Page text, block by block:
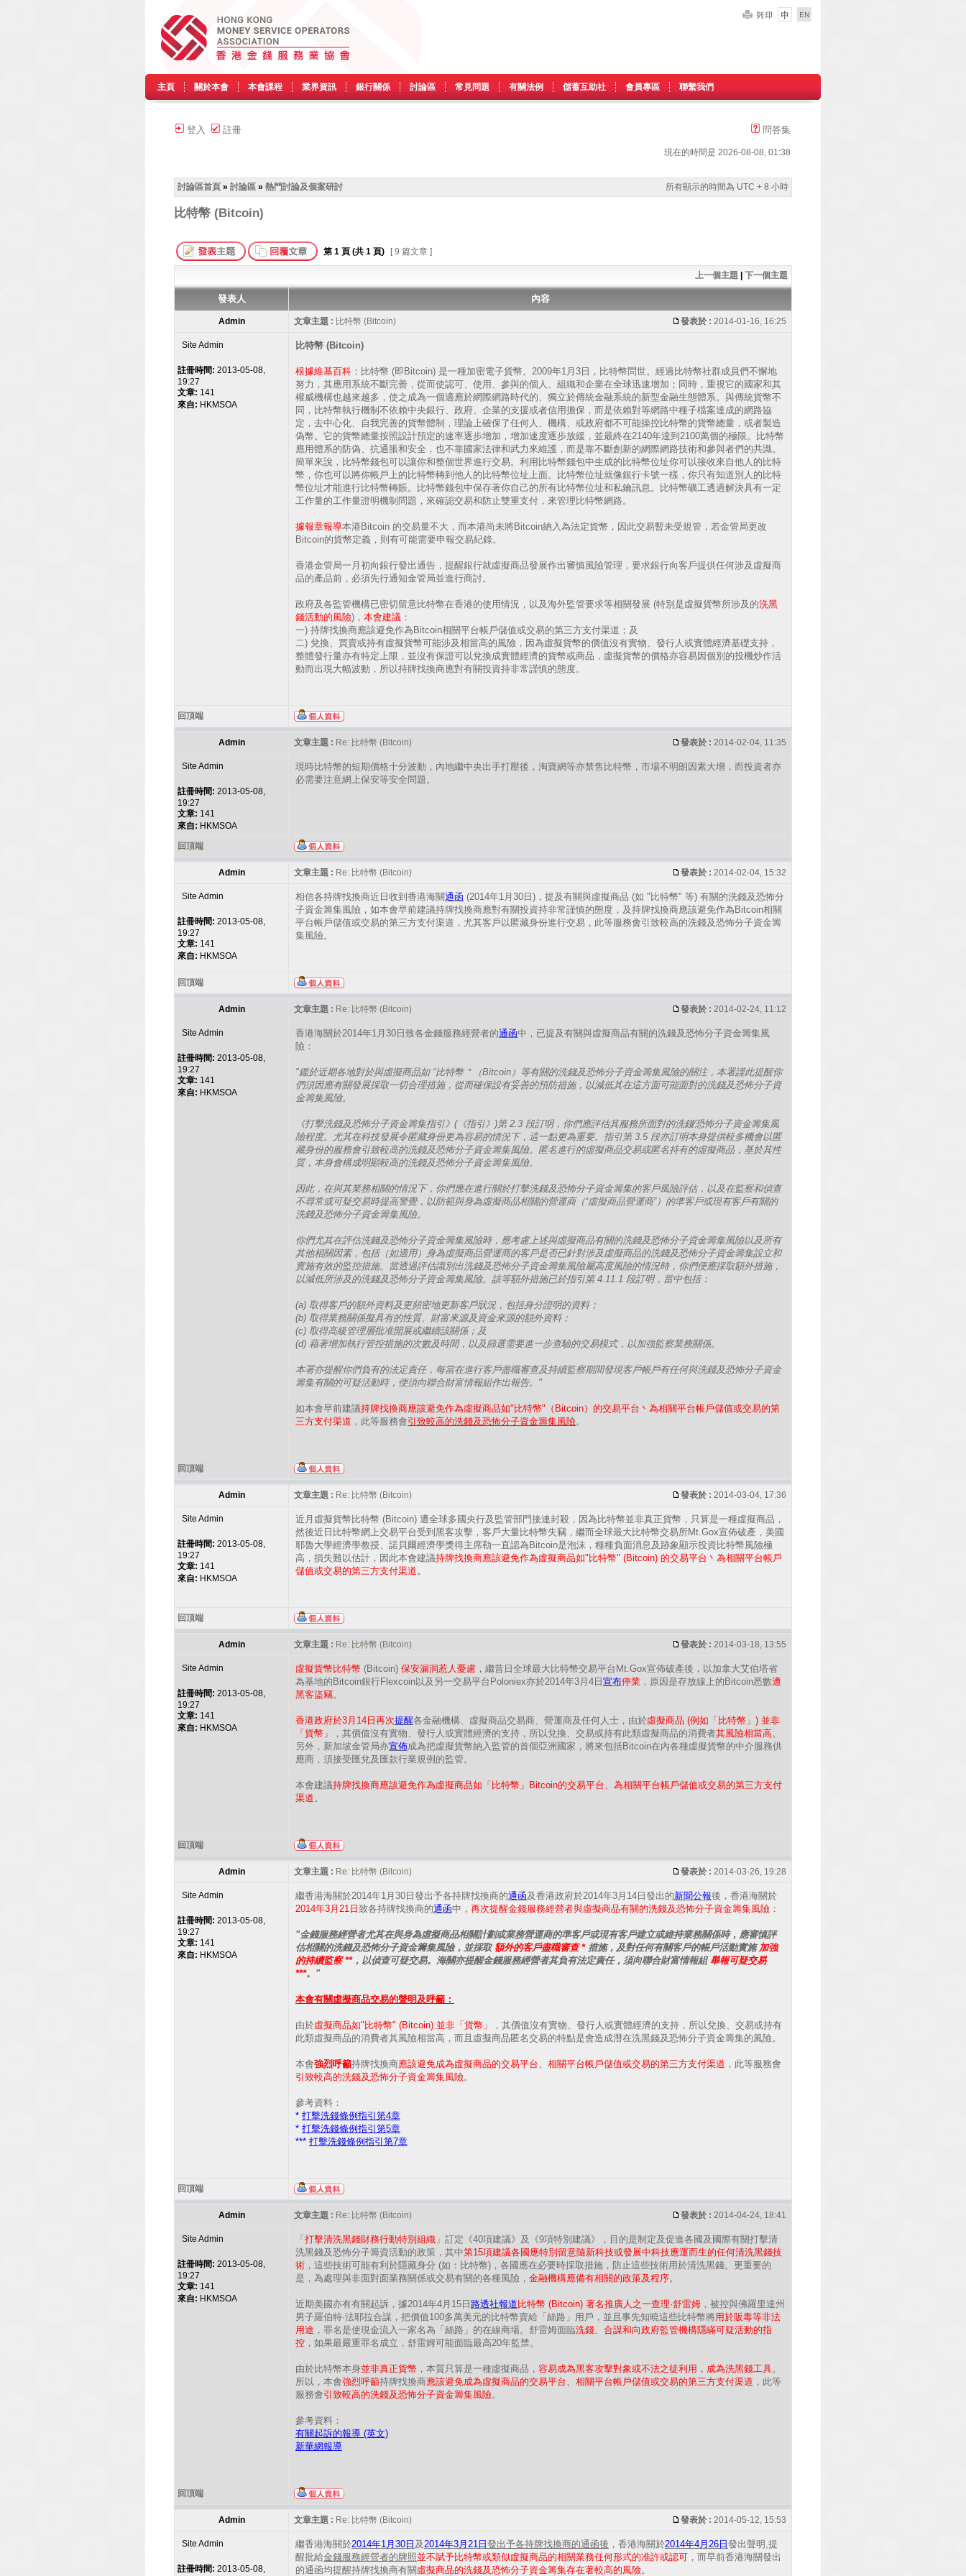
主頁 關於本會 本會課程 業界資訊 銀行關係 討論區 常見問題 有關法例 儲蓄互助社 會員專區 聯繫我們
登入 註冊 問答集
現在的時間是 2026-08-08, 01:38
討論區首頁 » 討論區 » 熱門討論及個案研討 所有顯示的時間為 UTC + 8 小時
比特幣 (Bitcoin)
第 1 頁 (共 1 頁) [ 9 篇文章 ]
上一個主題 下一個主題
發表人 內容
Admin 文章主題 : 比特幣 (Bitcoin) 發表於 : 2014-01-16, 16:25
Site Admin
註冊時間: 2013-05-08,
19:27
文章: 141
來自: HKMSOA
比特幣 (Bitcoin)
根據維基百科 ：比特幣 (即Bitcoin) 是一種加密電子貨幣。2009年1月3日，比特幣問世。經過比特幣社群成員們不懈地
努力，其應用系統不斷完善，從而使認可、使用、參與的個人、組織和企業在全球迅速增加；同時，重視它的國家和其
權威機構也越來越多，使之成為一個適應於網際網路時代的、獨立於傳統金融系統的新型金融生態體系。與傳統貨幣不
同，比特幣執行機制不依賴中央銀行、政府、企業的支援或者信用擔保，而是依賴對等網路中種子檔案達成的網路協
定，去中心化、自我完善的貨幣體制，理論上確保了任何人、機構、或政府都不可能操控比特幣的貨幣總量，或者製造
偽幣。它的貨幣總量按照設計預定的速率逐步增加，增加速度逐步放緩，並最終在2140年達到2100萬個的極限。比特幣
應用體系的防偽、抗通脹和安全，也不靠國家法律和武力來維護，而是靠不斷創新的網際網路技術和參與者們的共識。
簡單來說，比特幣錢包可以讓你和整個世界進行交易。利用比特幣錢包中生成的比特幣位址你可以接收來自他人的比特
幣，你也可以將你帳戶上的比特幣轉到他人的比特幣位址上面。比特幣位址就像銀行卡號一樣，你只有知道別人的比特
幣位址才能進行比特幣轉賬。比特幣錢包中保存著你自己的所有比特幣位址和私鑰訊息。比特幣礦工透過解決具有一定
工作量的工作量證明機制問題，來確認交易和防止雙重支付，來管理比特幣網路。
據報章報導本港Bitcoin 的交易量不大，而本港尚未將Bitcoin納入為法定貨幣，因此交易暫未受規管，若金管局更改
Bitcoin的貨幣定義，則有可能需要申報交易紀錄。
香港金管局一月初向銀行發出通告，提醒銀行就虛擬商品發展作出審慎風險管理，要求銀行向客戶提供任何涉及虛擬商
品的產品前，必須先行通知金管局並進行商討。
政府及各監管機構已密切留意比特幣在香港的使用情況，以及海外監管要求等相關發展 (特別是虛擬貨幣所涉及的洗黑
錢活動的風險)， 本會建議 ：
一) 持牌找換商應該避免作為Bitcoin相關平台帳戶儲值或交易的第三方支付渠道；及
二) 兌換、買賣或持有虛擬貨幣可能涉及相當高的風險，因為虛擬貨幣的價值沒有實物、發行人或實體經濟基礎支持，
整體發行量亦有特定上限，並沒有保證可以兌換成實體經濟的貨幣或商品，虛擬貨幣的價格亦容易因個別的投機炒作活
動而出現大幅波動，所以持牌找換商應對有關投資持非常謹慎的態度。
回頂端
Admin 文章主題 : Re: 比特幣 (Bitcoin) 發表於 : 2014-02-04, 11:35
Site Admin
註冊時間: 2013-05-08,
19:27
文章: 141
來自: HKMSOA
現時比特幣的短期價格十分波動，內地繼中央出手打壓後，淘寶網等亦禁售比特幣，市場不明朗因素大增，而投資者亦
必需要注意網上保安等安全問題。
回頂端
Admin 文章主題 : Re: 比特幣 (Bitcoin) 發表於 : 2014-02-04, 15:32
Site Admin
註冊時間: 2013-05-08,
19:27
文章: 141
來自: HKMSOA
相信各持牌找換商近日收到香港海關通函 (2014年1月30日)，提及有關與虛擬商品 (如 "比特幣" 等) 有關的洗錢及恐怖分
子資金籌集風險，如本會早前建議持牌找換商應對有關投資持非常謹慎的態度，及持牌找換商應該避免作為Bitcoin相關
平台帳戶儲值或交易的第三方支付渠道，尤其客戶以匿藏身份進行交易，此等服務會引致較高的洗錢及恐怖分子資金籌
集風險。
回頂端
Admin 文章主題 : Re: 比特幣 (Bitcoin) 發表於 : 2014-02-24, 11:12
Site Admin
註冊時間: 2013-05-08,
19:27
文章: 141
來自: HKMSOA
香港海關於2014年1月30日致各金錢服務經營者的通函中，已提及有關與虛擬商品有關的洗錢及恐怖分子資金籌集風
險：
"鑑於近期各地對於與虛擬商品如 “比特幣＂（Bitcoin）等有關的洗錢及恐怖分子資金籌集風險的關注，本署謹此提醒你
們須因應有關發展採取一切合理措施，從而確保設有妥善的預防措施，以減低其在這方面可能面對的洗錢及恐怖分子資
金籌集風險。
《打擊洗錢及恐怖分子資金籌集指引》(《指引》)第 2.3 段訂明，你們應評估其服務所面對的洗錢∕恐怖分子資金籌集風
險程度。尤其在科技發展令匿藏身份更為容易的情況下，這一點更為重要。指引第 3.5 段亦訂明本身提供較多機會以匿
藏身份的服務會引致較高的洗錢及恐怖分子資金籌集風險。匿名進行的虛擬商品交易或匿名持有的虛擬商品，基於其性
質，本身會構成明顯較高的洗錢及恐怖分子資金籌集風險。
因此，在與其業務相關的情況下，你們應在進行關於打擊洗錢及恐怖分子資金籌集的客戶風險評估，以及在監察和偵查
不尋常或可疑交易時提高警覺，以防範與身為虛擬商品相關的營運商（“虛擬商品營運商”）的準客戶或現有客戶有關的
洗錢及恐怖分子資金籌集風險。
你們尤其在評估洗錢及恐怖分子資金籌集風險時，應考慮上述與虛擬商品有關的洗錢及恐怖分子資金籌集風險以及所有
其他相關因素，包括（如適用）身為虛擬商品營運商的客戶是否已針對涉及虛擬商品的洗錢及恐怖分子資金籌集設立和
實施有效的監控措施。當透過評估識別出洗錢及恐怖分子資金籌集風險屬高度風險的情況時，你們便應採取額外措施，
以減低所涉及的洗錢及恐怖分子資金籌集風險。該等額外措施已於指引第 4.11.1 段訂明，當中包括：
(a) 取得客戶的額外資料及更頻密地更新客戶狀況，包括身分證明的資料；
(b) 取得業務關係擬具有的性質、財富來源及資金來源的額外資料；
(c) 取得高級管理層批准開展或繼續該關係；及
(d) 藉著增加執行管控措施的次數及時間，以及篩選需要進一步查驗的交易模式，以加強監察業務關係。
本署亦提醒你們負有的法定責任，每當在進行客戶盡職審查及持續監察期間發現客戶帳戶有任何與洗錢及恐怖分子資金
籌集有關的可疑活動時，便須向聯合財富情報組作出報告。"
如本會早前建議持牌找換商應該避免作為虛擬商品如"比特幣"（Bitcoin）的交易平台丶為相關平台帳戶儲值或交易的第
三方支付渠道 ，此等服務會引致較高的洗錢及恐怖分子資金籌集風險。
回頂端
Admin 文章主題 : Re: 比特幣 (Bitcoin) 發表於 : 2014-03-04, 17:36
Site Admin
註冊時間: 2013-05-08,
19:27
文章: 141
來自: HKMSOA
近月虛擬貨幣比特幣 (Bitcoin) 遭全球多國央行及監管部門接連封殺，因為比特幣並非真正貨幣，只算是一種虛擬商品，
然後近日比特幣網上交易平台受到黑客攻擊，客戶大量比特幣失竊，繼而全球最大比特幣交易所Mt.Gox宣佈破產，美國
耶魯大學經濟學教授、諾貝爾經濟學獎得主席勒一直認為Bitcoin是泡沫，種種負面消息及跡象顯示投資比特幣風險極
高，損失難以估計，因此本會建議持牌找換商應該避免作為虛擬商品如"比特幣" (Bitcoin) 的交易平台丶為相關平台帳戶
儲值或交易的第三方支付渠道。
回頂端
Admin 文章主題 : Re: 比特幣 (Bitcoin) 發表於 : 2014-03-18, 13:55
Site Admin
註冊時間: 2013-05-08,
19:27
文章: 141
來自: HKMSOA
虛擬貨幣比特幣 (Bitcoin) 保安漏洞惹人憂慮 ，繼昔日全球最大比特幣交易平台Mt.Gox宣佈破產後，以加拿大艾伯塔省
為基地的Bitcoin銀行Flexcoin以及另一交易平台Poloniex亦於2014年3月4日 宣布停業 ，原因是存放線上的Bitcoin悉數遭
黑客盜竊。
香港政府於3月14日再次提醒各金融機構、虛擬商品交易商、營運商及任何人士，由於虛擬商品 (例如「比特幣」) 並非
「貨幣」
，其價值沒有實物、發行人或實體經濟的支持，所以兌換、交易或持有此類虛擬商品的消費者其風險相當高。
另外，新加坡金管局亦宣佈成為把虛擬貨幣納入監管的首個亞洲國家，將來包括Bitcoin在內各種虛擬貨幣的中介服務供
應商，須接受匯兌及匯款行業規例的監管。
本會建議持牌找換商應該避免作為虛擬商品如「比特幣」Bitcoin的交易平台、為相關平台帳戶儲值或交易的第三方支付
渠道。
回頂端
Admin 文章主題 : Re: 比特幣 (Bitcoin) 發表於 : 2014-03-26, 19:28
Site Admin
註冊時間: 2013-05-08,
19:27
文章: 141
來自: HKMSOA
繼香港海關於2014年1月30日發出予各持牌找換商的通函及香港政府於2014年3月14日發出的新聞公報後，香港海關於
2014年3月21日 致各持牌找換商的通函中， 再次提醒金錢服務經營者與虛擬商品有關的洗錢及恐怖分子資金籌集風險 ：
"金錢服務經營者尤其在與身為虛擬商品相關計劃或業務營運商的準客戶或現有客戶建立或維持業務關係時，應審慎評
估相關的洗錢及恐怖分子資金籌集風險，並採取 額外的客戶盡職審查 * 措施，及對任何有關客戶的帳戶活動實施 加強
的持續監察 **，以偵查可疑交易。海關亦提醒金錢服務經營者其負有法定責任，須向聯合財富情報組 舉報可疑交易
***。"
本會有關虛擬商品交易的聲明及呼籲：
由於虛擬商品如"比特幣" (Bitcoin) 並非「貨幣」
，其價值沒有實物、發行人或實體經濟的支持，所以兌換、交易或持有
此類虛擬商品的消費者其風險相當高，而且虛擬商品匿名交易的特點是會造成潛在洗黑錢及恐怖分子資金籌集的風險。
本會強烈呼籲持牌找換商應該避免成為虛擬商品的交易平台、相關平台帳戶儲值或交易的第三方支付渠道 ，此等服務會
引致較高的洗錢及恐怖分子資金籌集風險。
參考資料：
* 打擊洗錢條例指引第4章
* 打擊洗錢條例指引第5章
*** 打擊洗錢條例指引第7章
回頂端
Admin 文章主題 : Re: 比特幣 (Bitcoin) 發表於 : 2014-04-24, 18:41
Site Admin
註冊時間: 2013-05-08,
19:27
文章: 141
來自: HKMSOA
「 打擊清洗黑錢財務行動特別組織 」訂定《40項建議》及《9項特別建議》，目的是制定及促進各國及國際有關打擊清
洗黑錢及恐怖分子籌資活動的政策，其中第15項建議各國應特別留意隨新科技或發展中科技應運而生的任何清洗黑錢技
術 ，這些技術可能有利於隱藏身分 (如：比特幣)，各國應在必要時採取措施，防止這些技術用於清洗黑錢。更重要的
是，為處理與非面對面業務關係或交易有關的各種風險， 金融機構應備有相關的政策及程序。
近期美國亦有有關起訴，據2014年4月15日 路透社報道 比特幣 (Bitcoin) 著名推廣人之一查理·舒雷姆 ，被控與佛羅里達州
男子羅伯特·法耶拉合謀，把價值100多萬美元的比特幣賣給「絲路」用戶，並且事先知曉這些比特幣將用於販毒等非法
用途 ，罪名是使現金流入一家名為「絲路」的在線商場。舒雷姆面臨洗錢、合謀和向政府監管機構隱瞞可疑活動的指
控 ，如果最嚴重罪名成立，舒雷姆可能面臨最高20年監禁。
由於比特幣本身並非真正貨幣 ，本質只算是一種虛擬商品， 容易成為黑客攻擊對象或不法之徒利用，成為洗黑錢工具。
所以，本會強烈呼籲持牌找換商應該避免成為虛擬商品的交易平台、相關平台帳戶儲值或交易的第三方支付渠道 ，此等
服務會引致較高的洗錢及恐怖分子資金籌集風險。
參考資料：
有關起訴的報導 (英文)
新華網報導
回頂端
Admin 文章主題 : Re: 比特幣 (Bitcoin) 發表於 : 2014-05-12, 15:53
Site Admin
註冊時間: 2013-05-08,
繼香港海關於2014年1月30日 及2014年3月21日 發出予各持牌找換商的通函後 ，香港海關於2014年4月26日 發出聲明,提
醒批給金錢服務經營者的牌照並不賦予比特幣或類似虛擬商品的相關業務任何形式的准許或認可 ，而早前香港海關發出
的通函均提醒持牌找換商有關 虛擬商品的洗錢及恐怖分子資金籌集存在著較高的風險。